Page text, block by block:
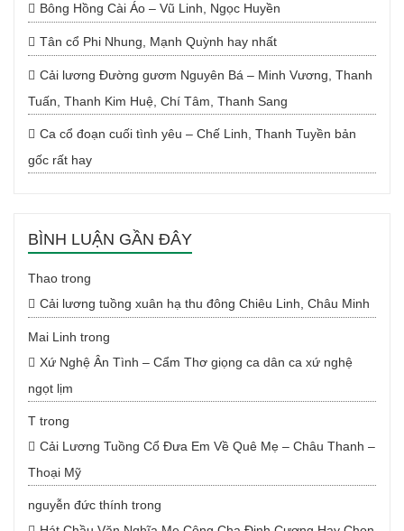
Bông Hồng Cài Áo – Vũ Linh, Ngọc Huyền
Tân cổ Phi Nhung, Mạnh Quỳnh hay nhất
Cải lương Đường gươm Nguyên Bá – Minh Vương, Thanh
Tuấn, Thanh Kim Huệ, Chí Tâm, Thanh Sang
Ca cổ đoạn cuối tình yêu – Chế Linh, Thanh Tuyền bản
gốc rất hay
BÌNH LUẬN GẦN ĐÂY
Thao trong
Cải lương tuồng xuân hạ thu đông Chiêu Linh, Châu Minh
Mai Linh trong
Xứ Nghệ Ân Tình – Cẩm Thơ giọng ca dân ca xứ nghệ
ngọt lịm
T trong
Cải Lương Tuồng Cổ Đưa Em Về Quê Mẹ – Châu Thanh –
Thoại Mỹ
nguyễn đức thính trong